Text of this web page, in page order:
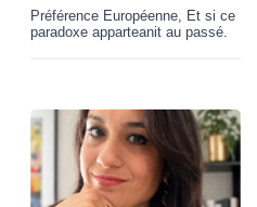
Préférence Européenne, Et si ce
paradoxe apparteanit au passé.